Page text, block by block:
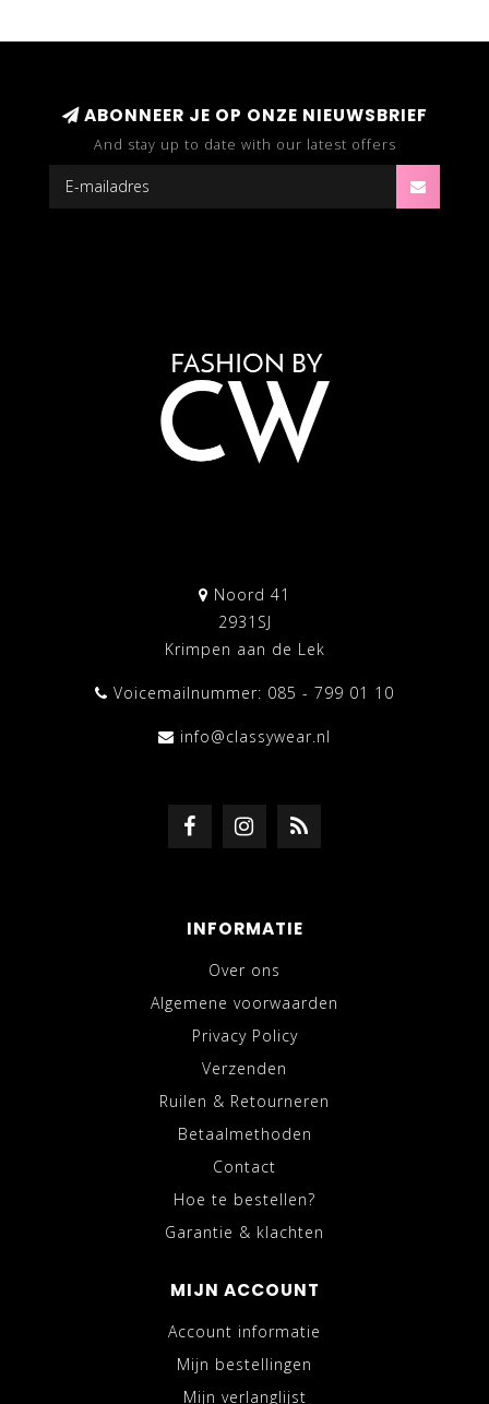
ABONNEER JE OP ONZE NIEUWSBRIEF
And stay up to date with our latest offers
Noord 41
2931SJ
Krimpen aan de Lek
Voicemailnummer: 085 - 799 01 10
info@classywear.nl
INFORMATIE
Over ons
Algemene voorwaarden
Privacy Policy
Verzenden
Ruilen & Retourneren
Betaalmethoden
Contact
Hoe te bestellen?
Garantie & klachten
MIJN ACCOUNT
Account informatie
Mijn bestellingen
Mijn verlanglijst